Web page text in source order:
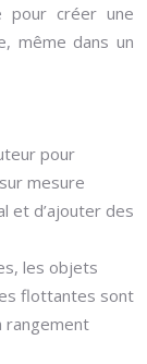
pour créer une
même dans un
pour
mesure
et d’ajouter des
les objets
flottantes sont
rangement